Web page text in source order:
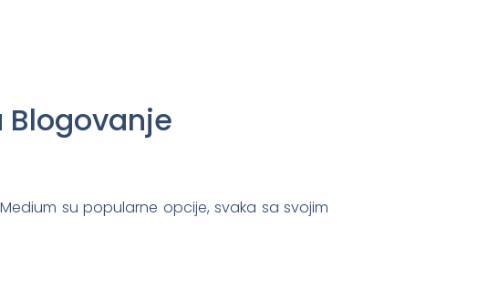
Blogovanje
su popularne opcije, svaka sa svojim